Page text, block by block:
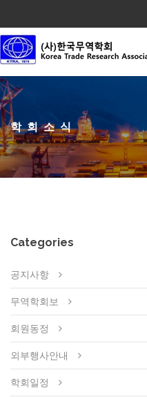
학회소식
Categories
공지사항
무역학회보
회원동정
외부행사안내
학회일정